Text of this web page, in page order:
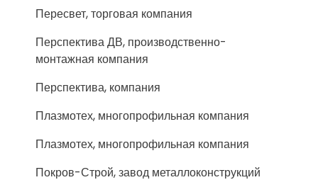
Пересвет, торговая компания
Перспектива ДВ, производственно-
монтажная компания
Перспектива, компания
Плазмотех, многопрофильная компания
Плазмотех, многопрофильная компания
Покров-Строй, завод металлоконструкций